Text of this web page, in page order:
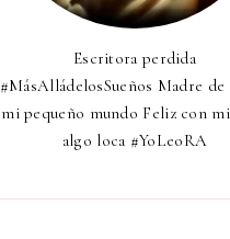
Escritora perdida
#MásAlládelosSueños Madre de
mi pequeño mundo Feliz con
algo loca #YoLeoRA